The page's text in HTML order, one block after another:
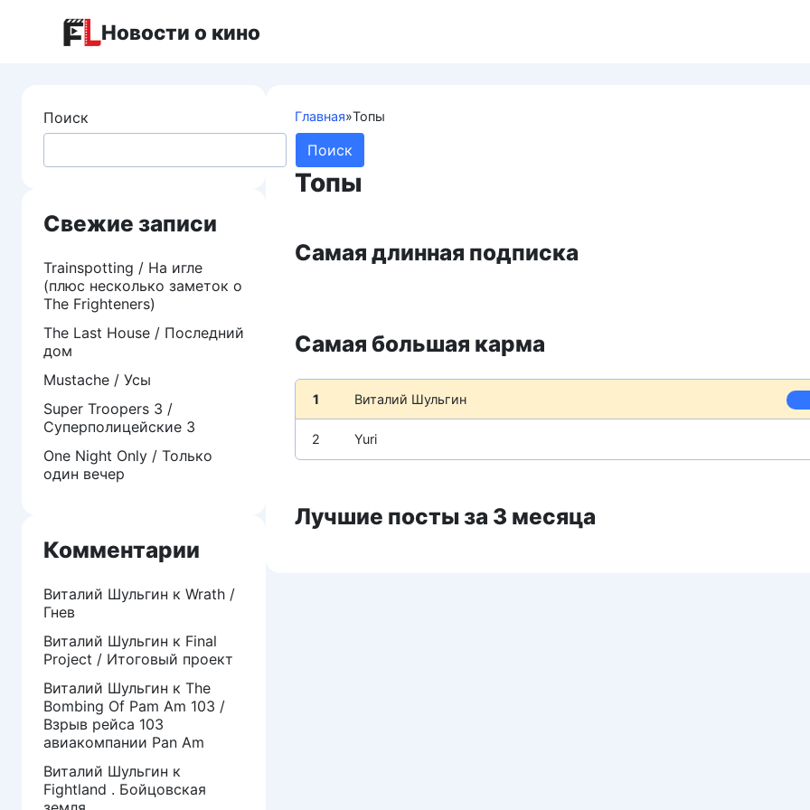
Новости о кино
Главная»Топы
Топы
Самая длинная подписка
Самая большая карма
1 Виталий Шульгин
2 Yuri
Лучшие посты за 3 месяца
Поиск
Поиск
Свежие записи
Trainspotting / На игле
(плюс несколько заметок о
The Frighteners)
The Last House / Последний
дом
Mustache / Усы
Super Troopers 3 /
Суперполицейские 3
One Night Only / Только
один вечер
Комментарии
Виталий Шульгин к Wrath /
Гнев
Виталий Шульгин к Final
Project / Итоговый проект
Виталий Шульгин к The
Bombing Of Pam Am 103 /
Взрыв рейса 103
авиакомпании Pan Am
Виталий Шульгин к
Fightland . Бойцовская